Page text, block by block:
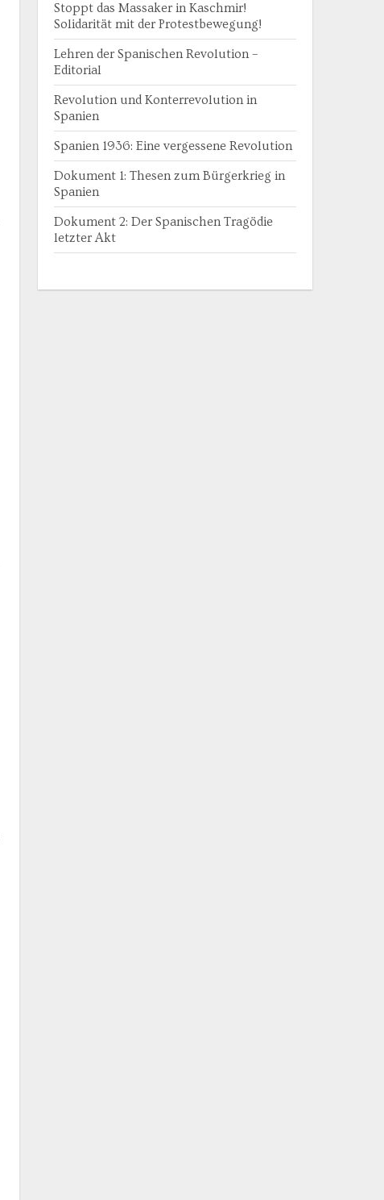
Stoppt das Massaker in Kaschmir!
Solidarität mit der Protestbewegung!
Lehren der Spanischen Revolution –
Editorial
Revolution und Konterrevolution in
Spanien
Spanien 1936: Eine vergessene Revolution
Dokument 1: Thesen zum Bürgerkrieg in
Spanien
Dokument 2: Der Spanischen Tragödie
letzter Akt